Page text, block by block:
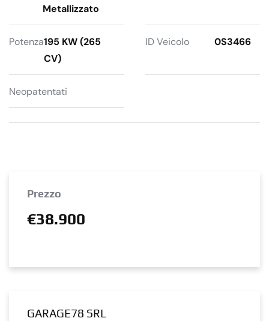
Metallizzato
Potenza195 KW (265
CV)
ID Veicolo 0S3466
Neopatentati
Prezzo
€38.900
GARAGE78 SRL